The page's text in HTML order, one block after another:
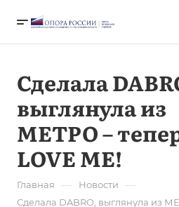
Сделала
выглянула из
МЕТРО –
LOVE ME!
Главная — Новости —
Сделала DABRO, выглянула из